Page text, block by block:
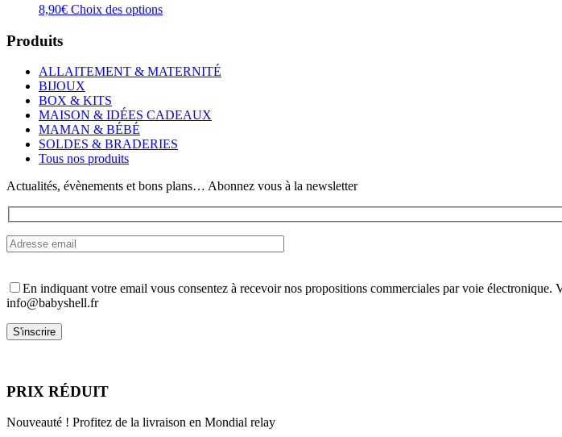
8,90€ Choix des optionsCe
variations.
Les
peuvent
être
choisies
sur
page
du
produit
Produits
ALLAITEMENT & MATERNITÉ
BIJOUX
BOX & KITS
MAISON & IDÉES CADEAUX
MAMAN & BÉBÉ
SOLDES & BRADERIES
Tous nos produits
Actualités, évènements et bons plans… Abonnez vous à la newsletter
En indiquant votre email vous consentez à recevoir nos propositions commerciales par voie
info@babyshell.fr
PRIX RÉDUIT
Nouveauté ! Profitez de la livraison en Mondial relay